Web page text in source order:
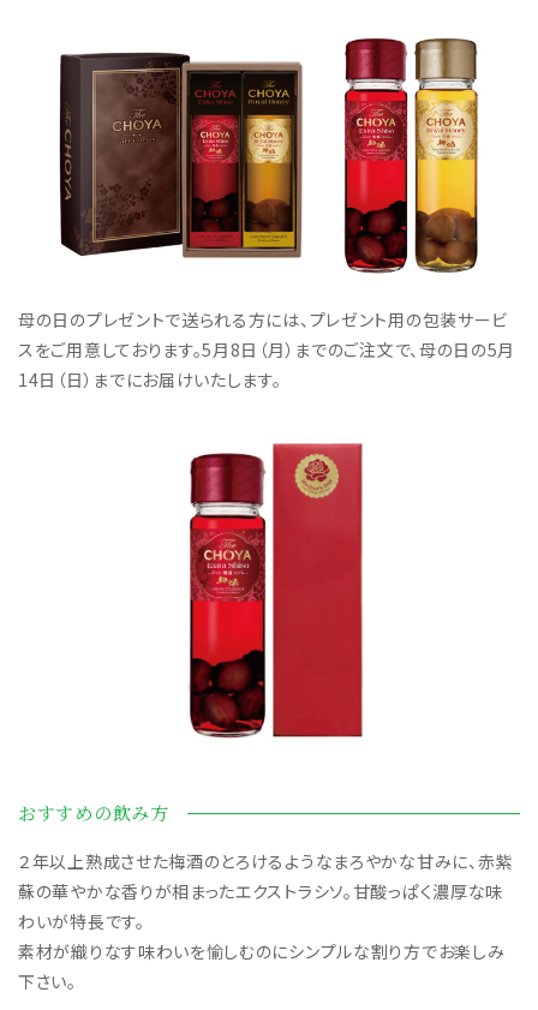
母の日のプレゼントで送られる方には、プレゼント用の包装サービ
スをご用意しております。5月8日（月）までのご注文で、母の日の5月
14日（日）までにお届けいたします。
おすすめの飲み方
２年以上熟成させた梅酒のとろけるようなまろやかな甘みに、赤紫
蘇の華やかな香りが相まったエクストラシソ。甘酸っぱく濃厚な味
わいが特長です。
素材が織りなす味わいを愉しむのにシンプルな割り方でお楽しみ
下さい。